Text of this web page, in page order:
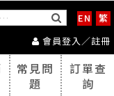
EN
繁
會員登入／註冊
常見問
題
訂單查
詢